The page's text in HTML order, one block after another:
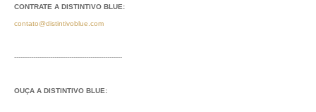
CONTRATE A DISTINTIVO BLUE:
contato@distintivoblue.com
---------------------------------------------------
OUÇA A DISTINTIVO BLUE: